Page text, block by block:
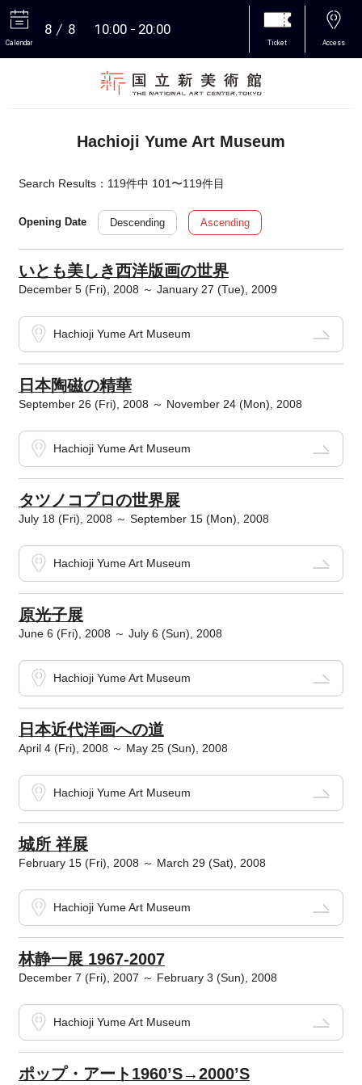
Calendar
8 8 10:00 20:00
Ticket Access
Hachioji Yume Art Museum
Search Results：119件中 101〜119件目
Opening Date Descending Ascending
いとも美しき西洋版画の世界
December 5 (Fri), 2008 ～ January 27 (Tue), 2009
Hachioji Yume Art Museum
日本陶磁の精華
September 26 (Fri), 2008 ～ November 24 (Mon), 2008
Hachioji Yume Art Museum
タツノコプロの世界展
July 18 (Fri), 2008 ～ September 15 (Mon), 2008
Hachioji Yume Art Museum
原光子展
June 6 (Fri), 2008 ～ July 6 (Sun), 2008
Hachioji Yume Art Museum
日本近代洋画への道
April 4 (Fri), 2008 ～ May 25 (Sun), 2008
Hachioji Yume Art Museum
城所 祥展
February 15 (Fri), 2008 ～ March 29 (Sat), 2008
Hachioji Yume Art Museum
林静一展 1967-2007
December 7 (Fri), 2007 ～ February 3 (Sun), 2008
Hachioji Yume Art Museum
ポップ・アート1960’S→2000’S